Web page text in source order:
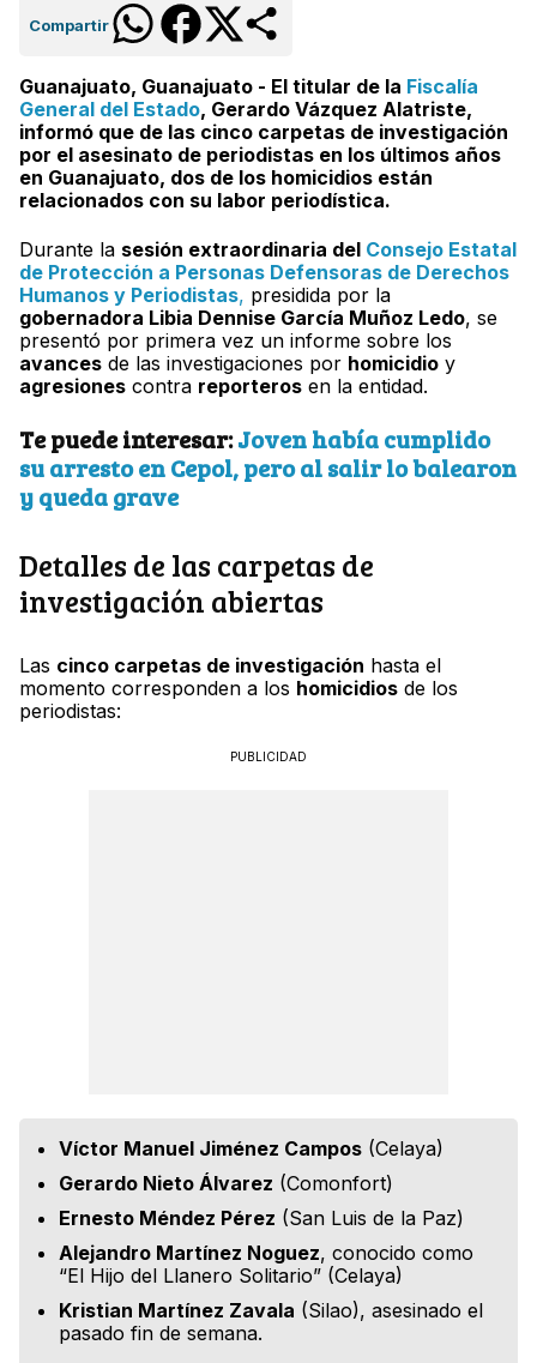
Compartir
Guanajuato, Guanajuato - El titular de la Fiscalía
General del Estado, Gerardo Vázquez Alatriste,
informó que de las cinco carpetas de investigación
por el asesinato de periodistas en los últimos años
en Guanajuato, dos de los homicidios están
relacionados con su labor periodística.
Durante la sesión extraordinaria del Consejo Estatal
de Protección a Personas Defensoras de Derechos
Humanos y Periodistas, presidida por la
gobernadora Libia Dennise García Muñoz Ledo, se
presentó por primera vez un informe sobre los
avances de las investigaciones por homicidio y
agresiones contra reporteros en la entidad.
Te puede interesar:Joven había cumplido
su arresto en Cepol, pero al salir lo balearon
y queda grave
Detalles de las carpetas de
investigación abiertas
Las cinco carpetas de investigación hasta el
momento corresponden a los homicidios de los
periodistas:
PUBLICIDAD
Víctor Manuel Jiménez Campos (Celaya)
Gerardo Nieto Álvarez (Comonfort)
Ernesto Méndez Pérez (San Luis de la Paz)
Alejandro Martínez Noguez, conocido como
“El Hijo del Llanero Solitario” (Celaya)
Kristian Martínez Zavala (Silao), asesinado el
pasado fin de semana.